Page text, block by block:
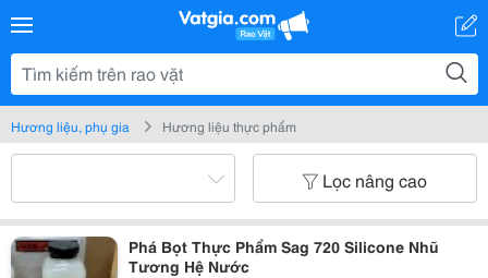
Hương liệu, phụ gia Hương liệu thực phẩm
Lọc nâng cao
Phá Bọt Thực Phẩm Sag 720 Silicone Nhũ
Tương Hệ Nước